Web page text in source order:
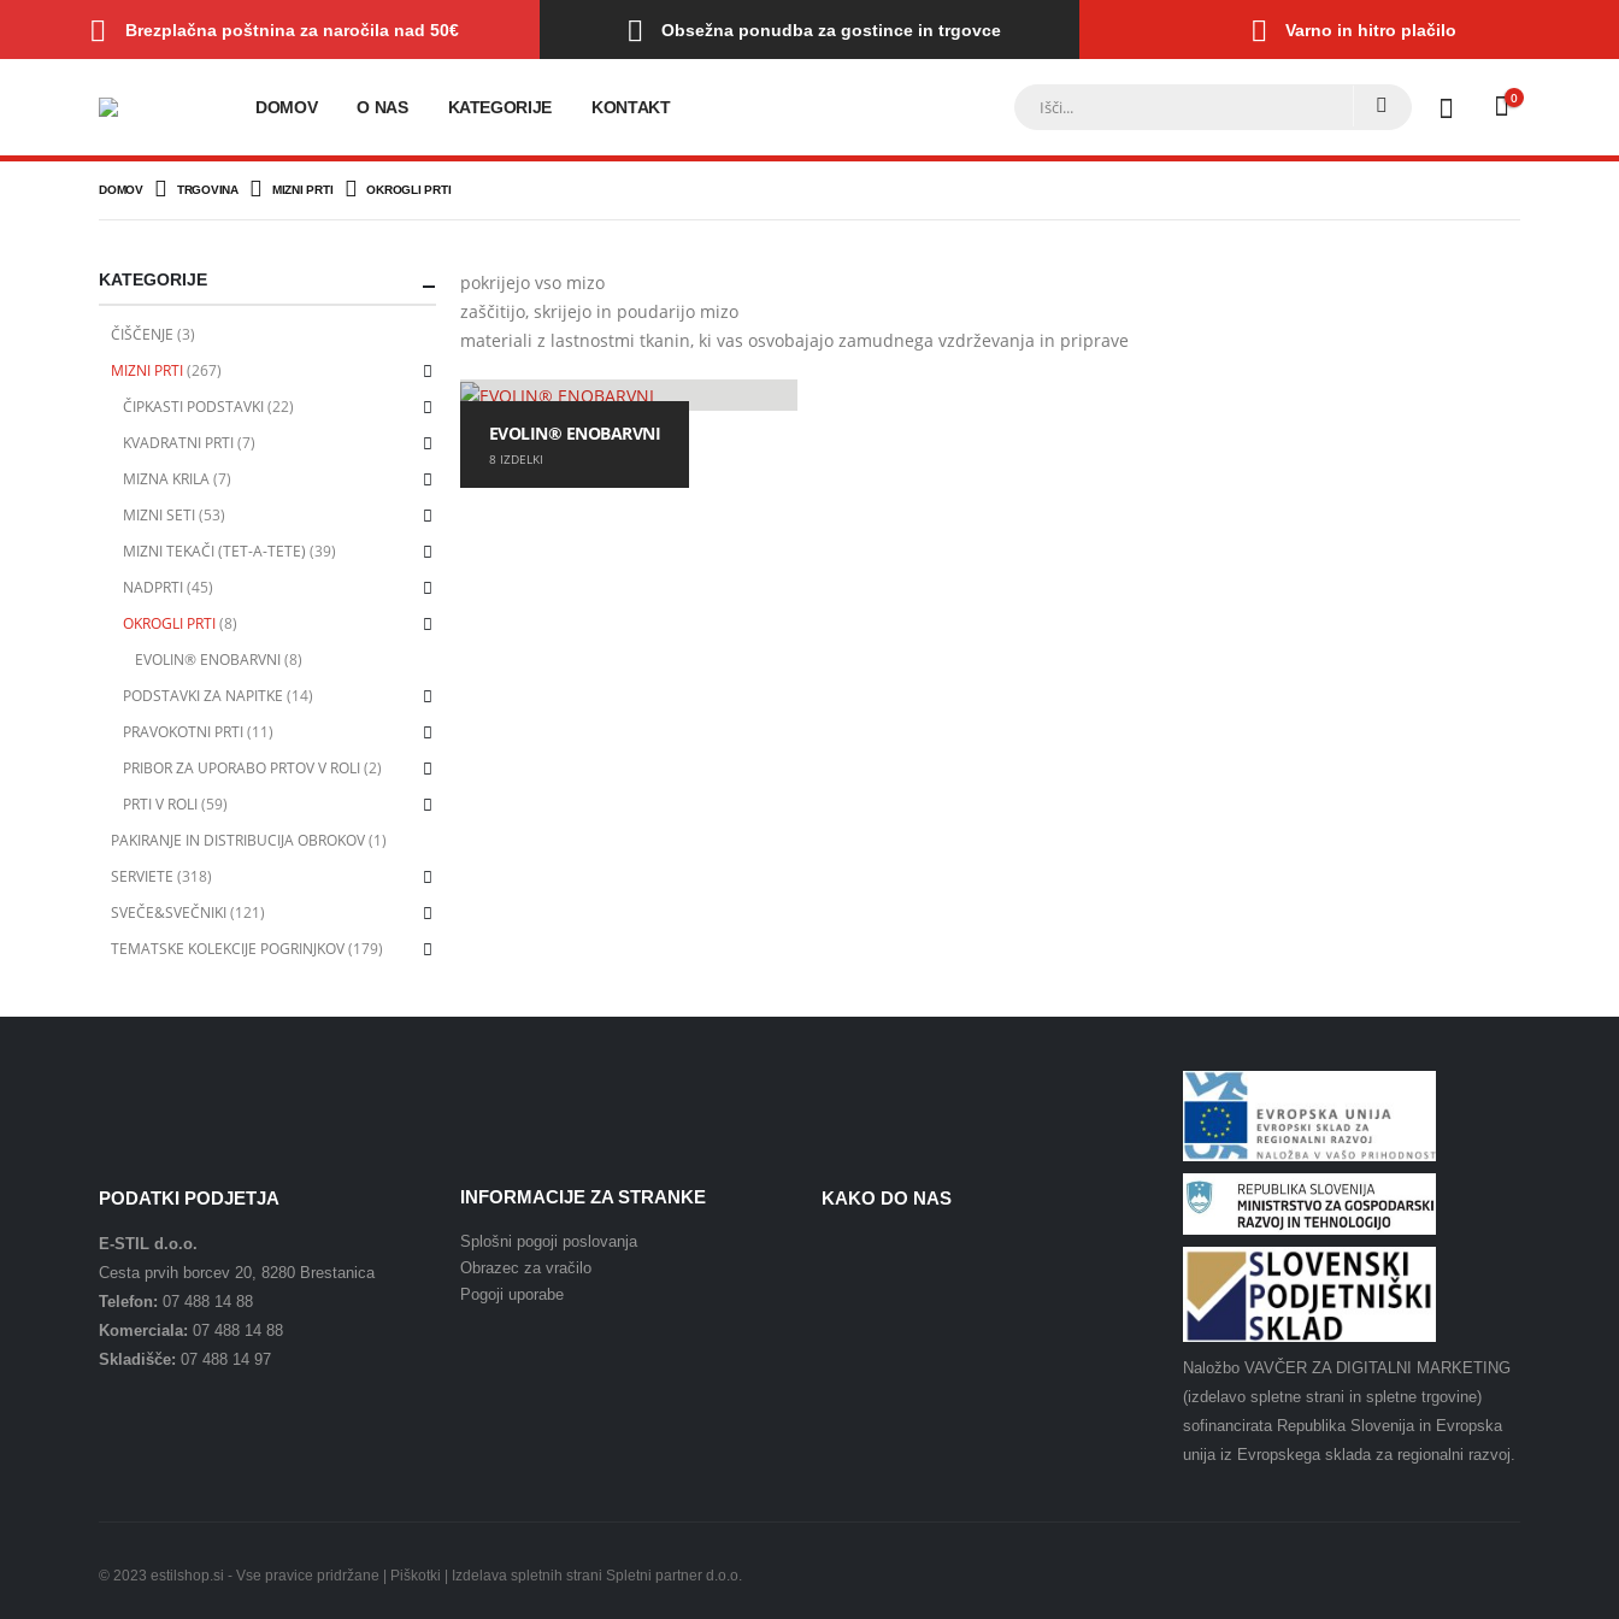
Brezplačna poštnina za naročila nad 50€ Obsežna ponudba za gostince in trgovce Varno in hitro plačilo
DOMOV O NAS KATEGORIJE KONTAKT 0
DOMOV TRGOVINA MIZNI PRTI OKROGLI PRTI
pokrijejo vso mizo
zaščitijo, skrijejo in poudarijo mizo
materiali z lastnostmi tkanin, ki vas osvobajajo zamudnega vzdrževanja in priprave
EVOLIN® ENOBARVNI
8 IZDELKI
KATEGORIJE
ČIŠČENJE (3)
MIZNI PRTI(267)
ČIPKASTI PODSTAVKI(22)
KVADRATNI PRTI(7)
MIZNA KRILA(7)
MIZNI SETI(53)
MIZNI TEKAČI (TET-A-TETE) (39)
NADPRTI(45)
OKROGLI PRTI(8)
EVOLIN® ENOBARVNI(8)
PODSTAVKI ZA NAPITKE (14)
PRAVOKOTNI PRTI(11)
PRIBOR ZA UPORABO PRTOV V ROLI(2)
PRTI V ROLI(59)
PAKIRANJE IN DISTRIBUCIJA OBROKOV(1)
SERVIETE (318)
SVEČE&SVEČNIKI(121)
TEMATSKE KOLEKCIJE POGRINJKOV(179)
PODATKI PODJETJA
E-STIL d.o.o.
Cesta prvih borcev 20, 8280 Brestanica
Telefon: 07 488 14 88
Komerciala: 07 488 14 88
Skladišče: 07 488 14 97
INFORMACIJE ZA STRANKE
Splošni pogoji poslovanja
Obrazec za vračilo
Pogoji uporabe
KAKO DO NAS
Naložbo VAVČER ZA DIGITALNI MARKETING
(izdelavo spletne strani in spletne trgovine)
sofinancirata Republika Slovenija in Evropska
unija iz Evropskega sklada za regionalni razvoj.
© 2023 estilshop.si - Vse pravice pridržane | Piškotki | Izdelava spletnih strani Spletni partner d.o.o.